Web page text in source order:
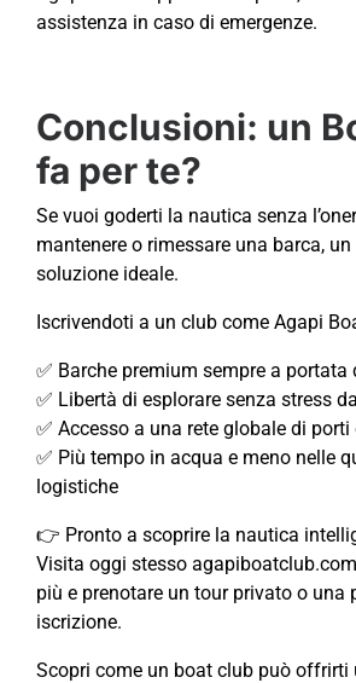
assistenza in caso di emergenze.
Conclusioni: un
fa per te?
Se vuoi goderti la nautica senza
mantenere o rimessare una barca,
soluzione ideale.
Iscrivendoti a un club come Agapi
✅ Barche premium sempre a portata
✅ Libertà di esplorare senza stress
✅ Accesso a una rete globale di
✅ Più tempo in acqua e meno nelle
logistiche
👉 Pronto a scoprire la nautica
Visita oggi stesso
più e prenotare un tour privato o una
iscrizione.
Scopri come un boat club può offrirti